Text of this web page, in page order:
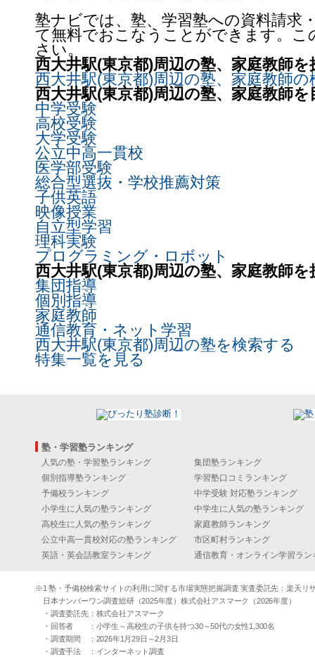
塾ナビでは、塾、学習塾への資料請求
て無料でおこなうことができます。こ
さい。
西大井駅(東京都)周辺の塾、家庭教師を
西大井駅(東京都)周辺の塾、家庭教師の
西大井駅(東京都)周辺の塾、家庭教師
中学受験
高校受験
大学受験
公立中高一貫校
医学部受験
総合型選抜・学校推薦対策
子供英語
映像授業
自立型学習
理科実験
プログラミング・ロボット
西大井駅(東京都)周辺の塾、家庭教師
集団指導
個別指導
家庭教師
通信教育・ネット学習
西大井駅(東京都)周辺の塾を検索する
特集一覧を見る
塾・学習塾ランキング
人気の塾・学習塾ランキング
集団塾ランキング
個別指導塾ランキング
学習塾口コミランキング
予備校ランキング
中学受験 対応塾ランキング
小学生に人気の塾ランキング
中学生に人気の塾ランキング
高校生に人気の塾ランキング
家庭教師ランキング
公立中高一貫校対応の塾ランキング
市区町村ランキング
英語・英会話教室ランキング
通信教育・オンライン学習ラン
※1 塾・予備校検索サイトの利用に関する市場実態把握調査 実査委託先：楽天リ
日本ナンバーワン調査総研（2025年度）株式会社アスマーク（2026年度）
・調査委託先：株式会社アスマーク
・回答者 ：小学生～高校生の子供を持つ30～50代の女性1,300名
・調査期間 ：2026年1月29日～2月3日
・調査手法 ：インターネット調査